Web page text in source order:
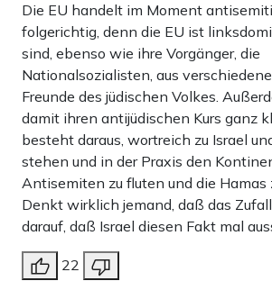
Die EU handelt im Moment
folgerichtig, denn die EU ist
sind, ebenso wie ihre Vorgänger, die
Nationalsozialisten, aus
Freunde des jüdischen Volkes.
damit ihren antijüdischen Kurs ganz
besteht daraus, wortreich zu Israel
stehen und in der Praxis den
Antisemiten zu fluten und die Hamas
Denkt wirklich jemand, daß das
darauf, daß Israel diesen Fakt mal
22